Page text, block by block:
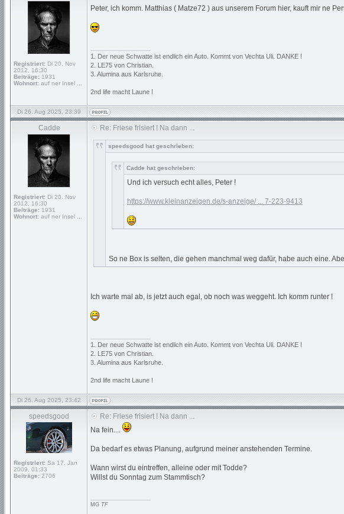
Registriert: Di 20. Nov
2012, 16:30
Beiträge: 1931
Wohnort: auf ner Insel ...
Peter, ich komm. Matthias ( Matze72 ) aus unserem Forum hier, kauft mir ne
1. Der neue Schwatte ist endlich ein Auto. Kommt von Vechta Uli. DANKE !
2. LE75 von Christian.
3. Alumina aus Karlsruhe.
2nd life macht Laune !
Di 26. Aug 2025, 23:39
Cadde
Registriert: Di 20. Nov
2012, 16:30
Beiträge: 1931
Wohnort: auf ner Insel ...
Re: Friese frisiert ! Na dann ...
speedsgood hat geschrieben:
Cadde hat geschrieben:
Und ich versuch echt alles, Peter !
https://www.kleinanzeigen.de/s-anzeige/ ... 7-223-9413
So ne Box is selten, die gehen manchmal weg dafür, habe auch eine.
Ich warte mal ab, is jetzt auch egal, ob noch was weggeht. Ich komm runter !
1. Der neue Schwatte ist endlich ein Auto. Kommt von Vechta Uli. DANKE !
2. LE75 von Christian.
3. Alumina aus Karlsruhe.
2nd life macht Laune !
Di 26. Aug 2025, 23:42
speedsgood
Registriert: Sa 17. Jan
2009, 01:33
Beiträge: 2706
Re: Friese frisiert ! Na dann ...
Na fein....
Da bedarf es etwas Planung, aufgrund meiner anstehenden Termine.
Wann wirst du eintreffen, alleine oder mit Todde?
Willst du Sonntag zum Stammtisch?
MG TF